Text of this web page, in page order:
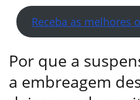
Receba as melhores
Por que a
a embreagem